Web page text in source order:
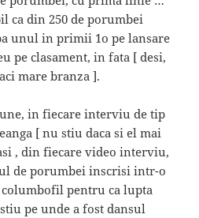
ca din 250 de porumbei
unul in primii 1o pe lansare
pe clasament, in fata [ desi,
mare branza ].
in fiecare interviu de tip
[ nu stiu daca si el mai
, din fiecare video interviu,
de porumbei inscrisi intr-o
pentru ca lupta
pe unde a fost dansul